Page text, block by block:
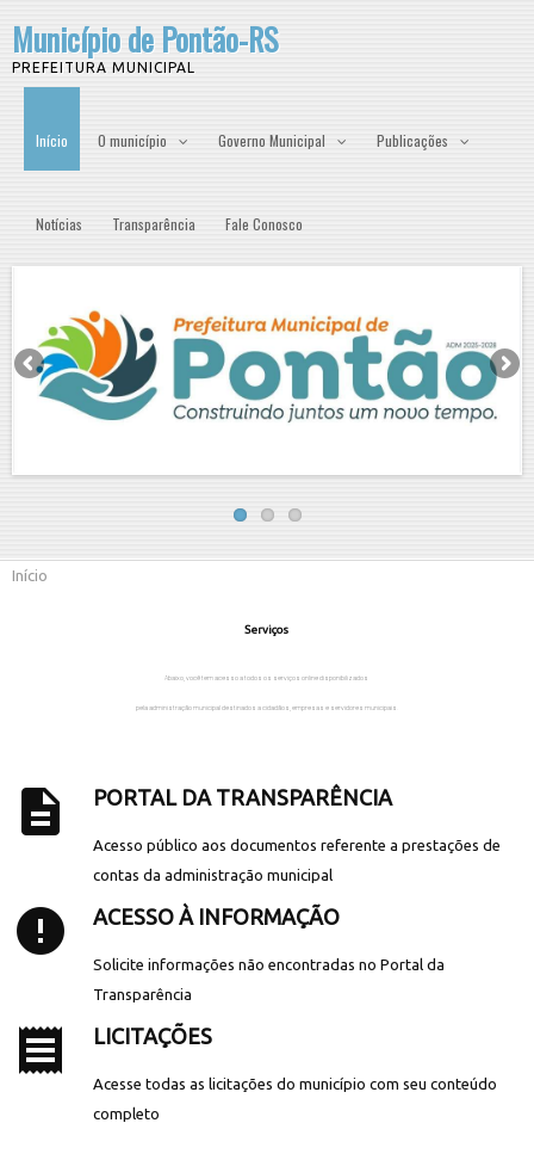
Município de Pontão-RS
PREFEITURA MUNICIPAL
Início O município Governo Municipal Publicações
Notícias Transparência Fale Conosco
Início
Serviços
Abaixo, você tem acesso a todos os serviços online disponibilizados
pela administração municipal destinados a cidadãos, empresas e servidores municipais.
description PORTAL DA TRANSPARÊNCIA
Acesso público aos documentos referente a prestações de
contas da administração municipal
error ACESSO À INFORMAÇÃO
Solicite informações não encontradas no Portal da
Transparência
receipt LICITAÇÕES
Acesse todas as licitações do município com seu conteúdo
completo